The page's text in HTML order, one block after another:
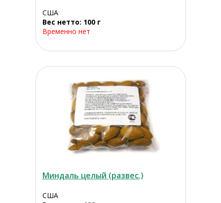
США
Вес нетто: 100 г
Временно нет
Миндаль целый (развес.)
США